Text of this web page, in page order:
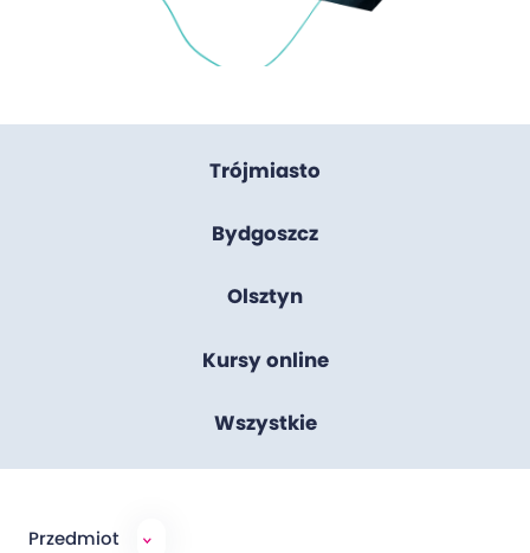
Trójmiasto
Bydgoszcz
Olsztyn
Kursy online
Wszystkie
Przedmiot